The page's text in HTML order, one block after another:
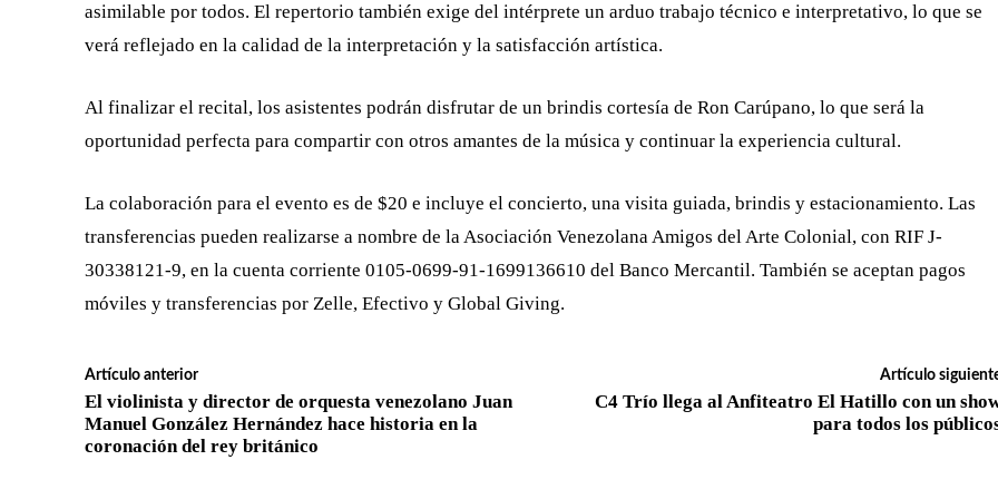
asimilable por todos. El repertorio también exige del intérprete un arduo trabajo técnico e interpretativo, lo que se
verá reflejado en la calidad de la interpretación y la satisfacción artística.
Al finalizar el recital, los asistentes podrán disfrutar de un brindis cortesía de Ron Carúpano, lo que será la
oportunidad perfecta para compartir con otros amantes de la música y continuar la experiencia cultural.
La colaboración para el evento es de $20 e incluye el concierto, una visita guiada, brindis y estacionamiento. Las
transferencias pueden realizarse a nombre de la Asociación Venezolana Amigos del Arte Colonial, con RIF J-
30338121-9, en la cuenta corriente 0105-0699-91-1699136610 del Banco Mercantil. También se aceptan pagos
móviles y transferencias por Zelle, Efectivo y Global Giving.
Artículo anterior
El violinista y director de orquesta venezolano Juan
Manuel González Hernández hace historia en la
coronación del rey británico
Artículo
C4 Trío llega al Anfiteatro El Hatillo con un
para todos los